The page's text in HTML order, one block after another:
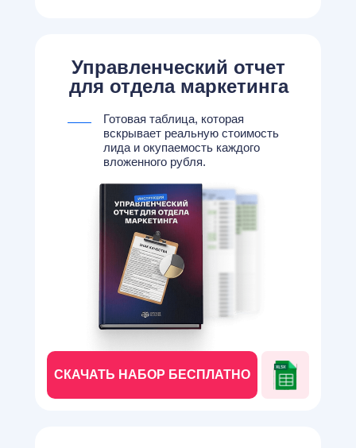
Управленческий отчет
для отдела маркетинга
Готовая таблица, которая
вскрывает реальную стоимость
лида и окупаемость каждого
вложенного рубля.
СКАЧАТЬ НАБОР БЕСПЛАТНО